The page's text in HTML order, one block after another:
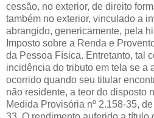
cessão, no exterior, de direito
também no exterior, vinculado a
abrangido, genericamente, pela
Imposto sobre a Renda e
da Pessoa Física. Entretanto, tal
incidência do tributo em tela se a
ocorrido quando seu titular
não residente, a teor do disposto
Medida Provisória nº 2.158-35,